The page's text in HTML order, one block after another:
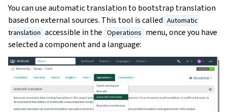
You can use automatic translation to bootstrap translation
based on external sources. This tool is called Automatic
translation accessible in the Operations menu, once you have
selected a component and a language: